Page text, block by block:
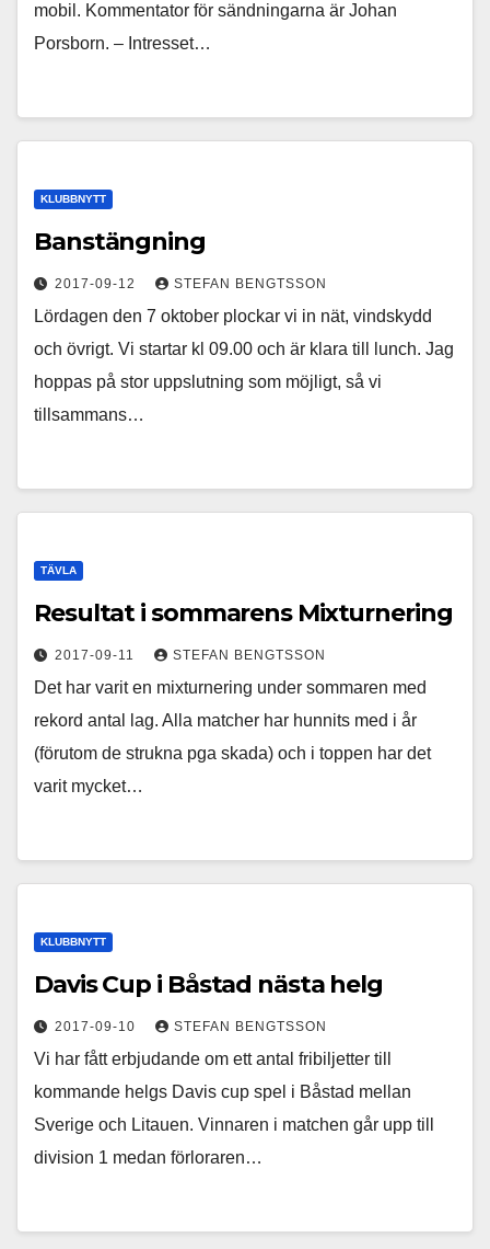
mobil. Kommentator för sändningarna är Johan
Porsborn. – Intresset…
KLUBBNYTT
Banstängning
2017-09-12 STEFAN BENGTSSON
Lördagen den 7 oktober plockar vi in nät, vindskydd
och övrigt. Vi startar kl 09.00 och är klara till lunch. Jag
hoppas på stor uppslutning som möjligt, så vi
tillsammans…
TÄVLA
Resultat i sommarens Mixturnering
2017-09-11 STEFAN BENGTSSON
Det har varit en mixturnering under sommaren med
rekord antal lag. Alla matcher har hunnits med i år
(förutom de strukna pga skada) och i toppen har det
varit mycket…
KLUBBNYTT
Davis Cup i Båstad nästa helg
2017-09-10 STEFAN BENGTSSON
Vi har fått erbjudande om ett antal fribiljetter till
kommande helgs Davis cup spel i Båstad mellan
Sverige och Litauen. Vinnaren i matchen går upp till
division 1 medan förloraren…